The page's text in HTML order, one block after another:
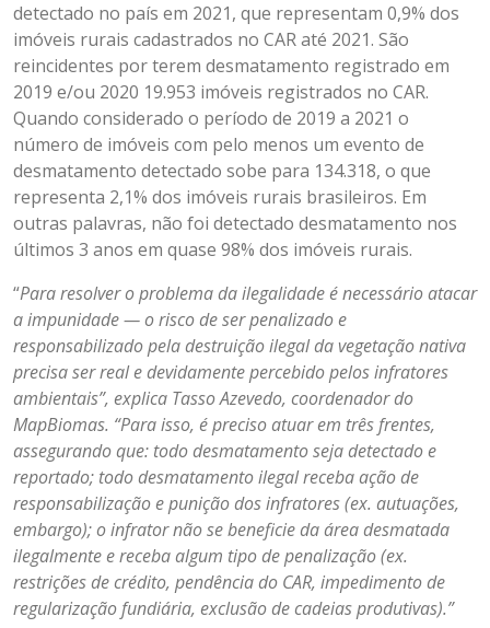
detectado no país em 2021, que representam 0,9% dos
imóveis rurais cadastrados no CAR até 2021. São
reincidentes por terem desmatamento registrado em
2019 e/ou 2020 19.953 imóveis registrados no CAR.
Quando considerado o período de 2019 a 2021 o
número de imóveis com pelo menos um evento de
desmatamento detectado sobe para 134.318, o que
representa 2,1% dos imóveis rurais brasileiros. Em
outras palavras, não foi detectado desmatamento nos
últimos 3 anos em quase 98% dos imóveis rurais.
“Para resolver o problema da ilegalidade é necessário atacar
a impunidade — o risco de ser penalizado e
responsabilizado pela destruição ilegal da vegetação nativa
precisa ser real e devidamente percebido pelos infratores
ambientais”, explica Tasso Azevedo, coordenador do
MapBiomas. “Para isso, é preciso atuar em três frentes,
assegurando que: todo desmatamento seja detectado e
reportado; todo desmatamento ilegal receba ação de
responsabilização e punição dos infratores (ex. autuações,
embargo); o infrator não se beneficie da área desmatada
ilegalmente e receba algum tipo de penalização (ex.
restrições de crédito, pendência do CAR, impedimento de
regularização fundiária, exclusão de cadeias produtivas).”